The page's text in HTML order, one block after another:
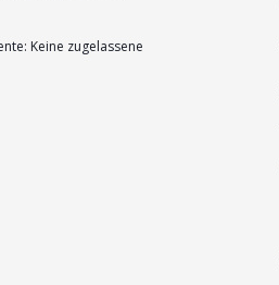
Keine zugelassene